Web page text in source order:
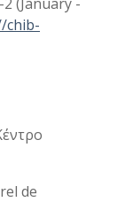
chib-
de